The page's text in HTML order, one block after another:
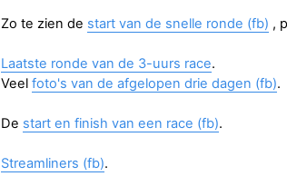
Zo te zien de start van de snelle ronde (fb) ,
Laatste ronde van de 3-uurs race.
Veel foto's van de afgelopen drie dagen (fb).
De start en finish van een race (fb).
Streamliners (fb).